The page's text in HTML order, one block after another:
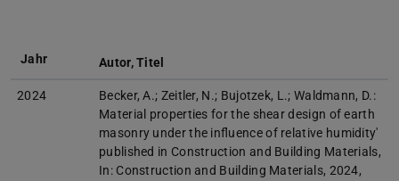
Jahr Autor, Titel
2024
Becker, A.; Zeitler, N.; Bujotzek, L.; Waldmann, D.:
Material properties for the shear design of earth
masonry under the influence of relative humidity'
published in Construction and Building Materials,
In: Construction and Building Materials, 2024,